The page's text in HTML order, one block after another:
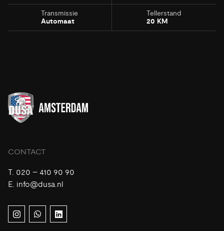
Transmissie
Automaat
Tellerstand
20 KM
CONTACT
T. 020 – 410 90 90
E. info@dusa.nl